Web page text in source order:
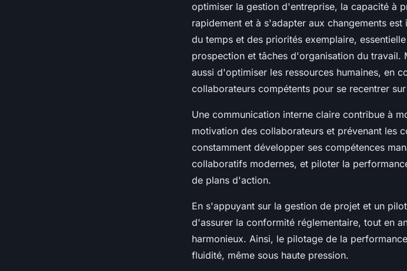
optimiser la gestion d'entreprise, la capacité à
rapidement et à s'adapter aux changements
du temps et des priorités exemplaire,
prospection et tâches d'organisation du travail.
aussi d'optimiser les ressources humaines, en
collaborateurs compétents pour se recentrer
Une communication interne claire contribue à
motivation des collaborateurs et prévenant les
constamment développer ses compétences
collaboratifs modernes, et piloter la
de plans d'action.
En s'appuyant sur la gestion de projet et un
d'assurer la conformité réglementaire, tout en
harmonieux. Ainsi, le pilotage de la
fluidité, même sous haute pression.